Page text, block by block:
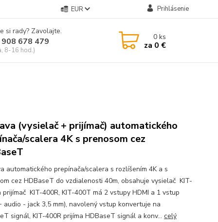
EUR Prihlásenie
si rady? Zavolajte.
678 479
8-16 hod.)
0ks
za 0 €
(vysielač + prijímač) automatického
scalera 4K s prenosom cez
automatického prepínača/scalera s rozlíšením 4K a s
cez HDBaseT do vzdialenosti 40m, obsahuje vysielač KIT-
prijímač KIT-400R, KIT-400T má 2 vstupy HDMI a 1 vstup
audio - jack 3,5 mm), navolený vstup konvertuje na
signál, KIT-400R prijíma HDBaseT signál a konv... celý